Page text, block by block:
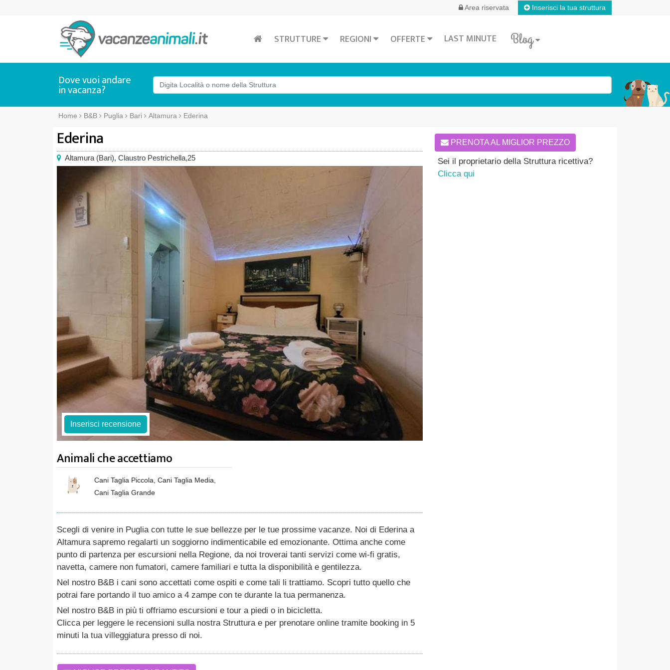
Area riservata Inserisci la tua struttura
STRUTTURE REGIONI OFFERTE LAST MINUTE Blog
Dove vuoi andare
in vacanza?
Home B&B Puglia Bari Altamura Ederina
Ederina
Altamura (Bari), Claustro Pestrichella,25
Inserisci recensione
Animali che accettiamo
Cani Taglia Piccola, Cani Taglia Media,
Cani Taglia Grande
Scegli di venire in Puglia con tutte le sue bellezze per le tue prossime vacanze. Noi di Ederina a
Altamura sapremo regalarti un soggiorno indimenticabile ed emozionante. Ottima anche come
punto di partenza per escursioni nella Regione, da noi troverai tanti servizi come wi-fi gratis,
navetta, camere non fumatori, camere familiari e tutta la disponibilità e gentilezza.
Nel nostro B&B i cani sono accettati come ospiti e come tali li trattiamo. Scopri tutto quello che
potrai fare portando il tuo amico a 4 zampe con te durante la tua permanenza.
Nel nostro B&B in più ti offriamo escursioni e tour a piedi o in bicicletta.
Clicca per leggere le recensioni sulla nostra Struttura e per prenotare online tramite booking in 5
minuti la tua villeggiatura presso di noi.
PRENOTA AL MIGLIOR PREZZO
Sei il proprietario della Struttura ricettiva?
Clicca qui